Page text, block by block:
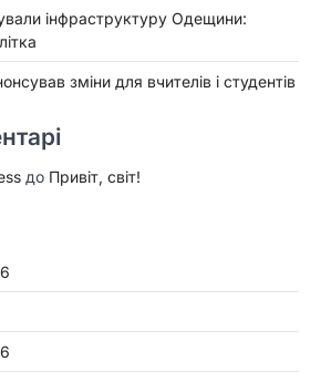
інфраструктуру Одещини:
зміни для вчителів і студентів
до Привіт, світ!